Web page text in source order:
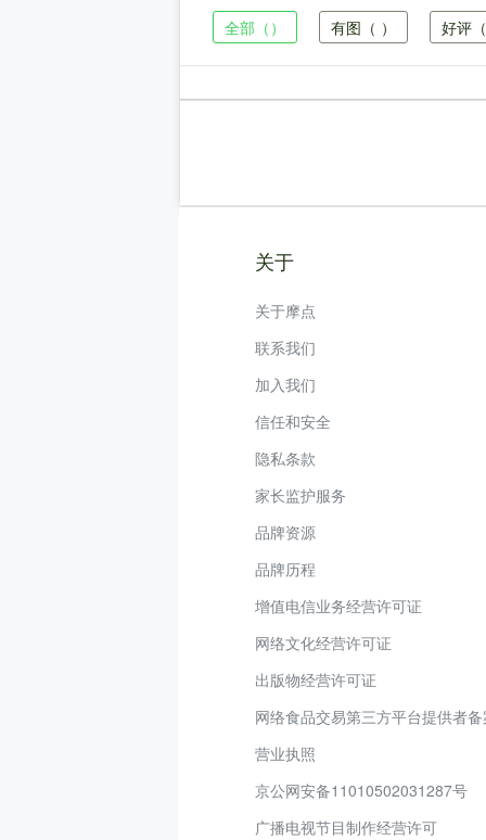
全部 （） 有图 （ ） 好评
关于
关于摩点
联系我们
加入我们
信任和安全
隐私条款
家长监护服务
品牌资源
品牌历程
增值电信业务经营许可证
网络文化经营许可证
出版物经营许可证
网络食品交易第三方平台提供者
营业执照
京公网安备11010502031287号
广播电视节目制作经营许可